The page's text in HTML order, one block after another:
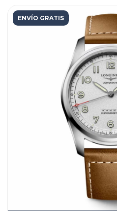
ENVÍO GRATIS